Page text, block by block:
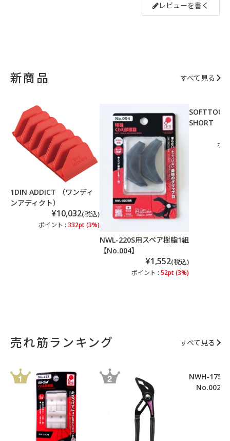
レビューを書く
新商品 すべて見る
1DIN ADDICT （ワンディ
ンアディクト）
¥10,032(税込)
ポイント : 332pt (3%)
NWL-220S用スペア樹脂1組
【No.004】
¥1,552(税込)
ポイント : 52pt (3%)
SHORT 【
ポ
売れ筋ランキング すべて見る
NWH-175
No.002